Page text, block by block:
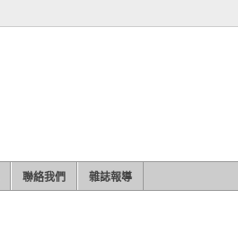
聯絡我們 雜誌報導